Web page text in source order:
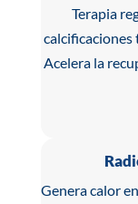
Terapia
calcificaciones
Acelera la
Genera calor